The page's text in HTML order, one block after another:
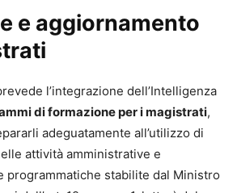
e aggiornamento
l’integrazione dell’Intelligenza
di formazione per i magistrati,
adeguatamente all’utilizzo di
attività amministrative e
programmatiche stabilite dal Ministro